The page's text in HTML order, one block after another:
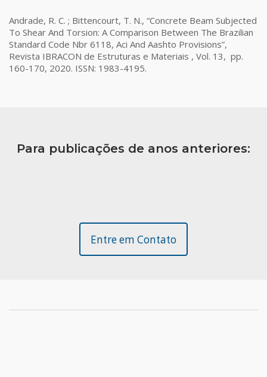
Andrade, R. C. ; Bittencourt, T. N., “Concrete Beam Subjected
To Shear And Torsion: A Comparison Between The Brazilian
Standard Code Nbr 6118, Aci And Aashto Provisions”,
Revista IBRACON de Estruturas e Materiais , Vol. 13, pp.
160-170, 2020. ISSN: 1983-4195.
Para publicações de anos anteriores:
Entre em Contato